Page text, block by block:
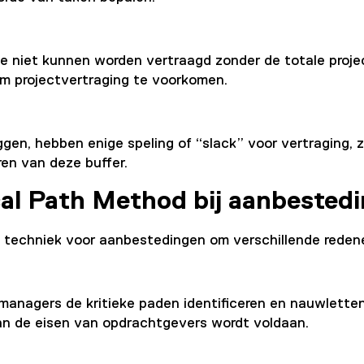
kunnen worden vertraagd zonder de totale
projectvertraging te voorkomen.
hebben enige speling of “slack” voor vertraging,
van deze buffer.
Path Method bij
voor aanbestedingen om verschillende
de kritieke paden identificeren en
de eisen van opdrachtgevers wordt voldaan.